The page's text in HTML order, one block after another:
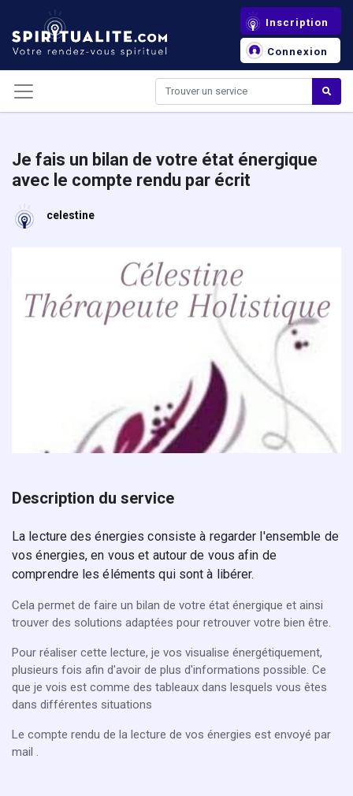
Inscription
Connexion
Je fais un bilan de votre état énergique
avec le compte rendu par écrit
celestine
Description du service
La lecture des énergies consiste à regarder l'ensemble de
vos énergies, en vous et autour de vous afin de
comprendre les éléments qui sont à libérer.
Cela permet de faire un bilan de votre état énergique et ainsi
trouver des solutions adaptées pour retrouver votre bien être.
Pour réaliser cette lecture, je vos visualise énergétiquement,
plusieurs fois afin d'avoir de plus d'informations possible. Ce
que je vois est comme des tableaux dans lesquels vous êtes
dans différentes situations
Le compte rendu de la lecture de vos énergies est envoyé par
mail .